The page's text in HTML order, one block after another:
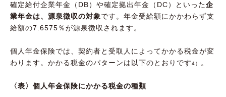
確定給付企業年金（DB）や確定拠出年金（DC）といった企
業年金は、源泉徴収の対象です。年金受給額にかかわらず支
給額の7.6575％が源泉徴収されます。
個人年金保険では、契約者と受取人によってかかる税金が変
わります。かかる税金のパターンは以下のとおりです4） 。
〈表〉個人年金保険にかかる税金の種類